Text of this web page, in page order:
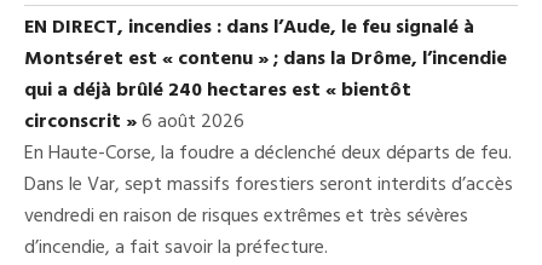
EN DIRECT, incendies : dans l’Aude, le feu signalé à
Montséret est « contenu » ; dans la Drôme, l’incendie
qui a déjà brûlé 240 hectares est « bientôt
circonscrit »6 août 2026
En Haute-Corse, la foudre a déclenché deux départs de feu.
Dans le Var, sept massifs forestiers seront interdits d’accès
vendredi en raison de risques extrêmes et très sévères
d’incendie, a fait savoir la préfecture.